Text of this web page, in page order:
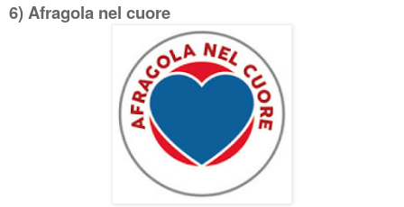
6) Afragola nel cuore